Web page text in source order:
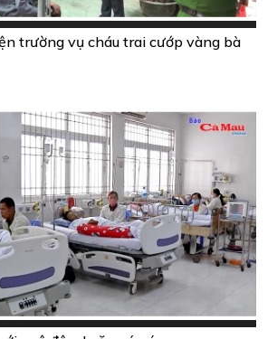
trường vụ cháu trai cướp vàng bà